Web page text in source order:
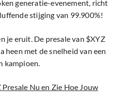
generatie-evenement, richt
stijging van 99.900%!
je eruit. De presale van $XYZ
heen met de snelheid van een
kampioen.
Nu en Zie Hoe Jouw